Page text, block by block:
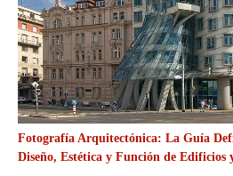
Fotografía Arquitectónica: La Guía
Diseño, Estética y Función de Edificios